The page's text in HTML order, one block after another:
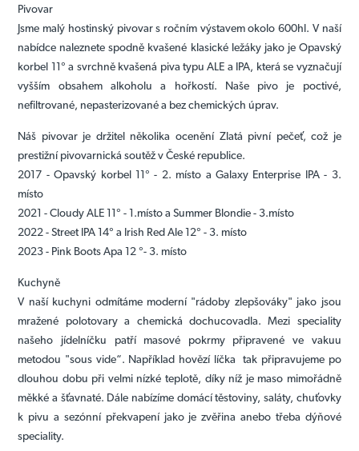
Pivovar
Jsme malý hostinský pivovar s ročním výstavem okolo 600hl. V naší
nabídce naleznete spodně kvašené klasické ležáky jako je Opavský
korbel 11° a svrchně kvašená piva typu ALE a IPA, která se vyznačují
vyšším obsahem alkoholu a hořkostí. Naše pivo je poctivé,
nefiltrované, nepasterizované a bez chemických úprav.
Náš pivovar je držitel několika ocenění Zlatá pivní pečeť, což je
prestižní pivovarnická soutěž v České republice.
2017 - Opavský korbel 11° - 2. místo a Galaxy Enterprise IPA - 3.
místo
2021 - Cloudy ALE 11° - 1.místo a Summer Blondie - 3.místo
2022 - Street IPA 14° a Irish Red Ale 12° - 3. místo
2023 - Pink Boots Apa 12 °- 3. místo
Kuchyně
V naší kuchyni odmítáme moderní "rádoby zlepšováky" jako jsou
mražené polotovary a chemická dochucovadla. Mezi speciality
našeho jídelníčku patří masové pokrmy připravené ve vakuu
metodou "sous vide“. Například hovězí líčka tak připravujeme po
dlouhou dobu při velmi nízké teplotě, díky níž je maso mimořádně
měkké a šťavnaté. Dále nabízíme domácí těstoviny, saláty, chuťovky
k pivu a sezónní překvapení jako je zvěřina anebo třeba dýňové
speciality.